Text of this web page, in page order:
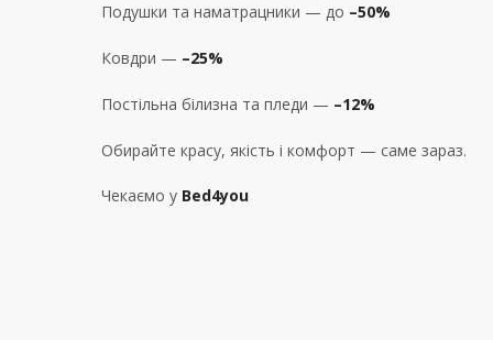
Подушки та наматрацники — до –50%
Ковдри — –25%
Постільна білизна та пледи — –12%
Обирайте красу, якість і комфорт — саме зараз.
Чекаємо у Bed4you